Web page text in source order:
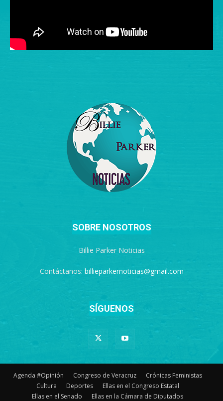
SOBRE NOSOTROS
Billie Parker Noticias
Contáctanos: billieparkernoticias@gmail.com
SÍGUENOS
Agenda #Opinión Congreso de Veracruz
Crónicas Feministas
Cultura
Deportes
Ellas en el Congreso Estatal
Ellas en el Senado
Ellas en la Cámara de Diputados